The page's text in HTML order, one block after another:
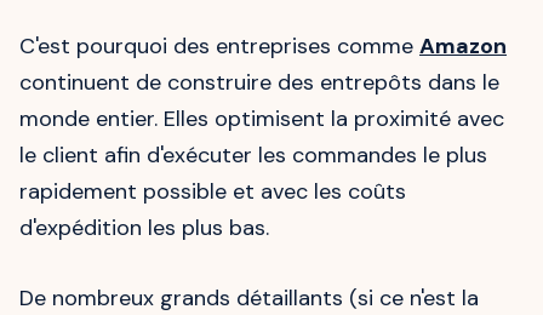
C'est pourquoi des entreprises comme Amazon
continuent de construire des entrepôts dans le
monde entier. Elles optimisent la proximité avec
le client afin d'exécuter les commandes le plus
rapidement possible et avec les coûts
d'expédition les plus bas.
De nombreux grands détaillants (si ce n'est la